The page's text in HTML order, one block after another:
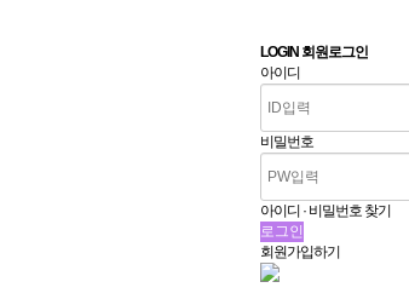
LOGIN 회원로그인
아이디
비밀번호
아이디 · 비밀번호 찾기
회원가입하기